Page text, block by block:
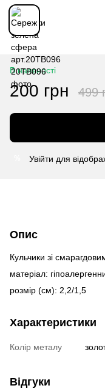
В наявності
200 грн 499
Увійти для
Опис
Кульчики зі
матеріал:
розмір (см): 2,2/1,5
Характеристики
Колір металу
Відгуки